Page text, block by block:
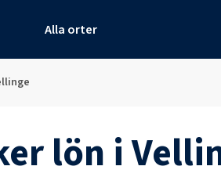
Alla orter
lön i